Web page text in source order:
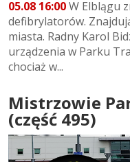
05.08 16:00W Elblągu
defibrylatorów.
miasta. Radny Karol
urządzenia w Parku
chociaż w...
Mistrzowie
(część 495)